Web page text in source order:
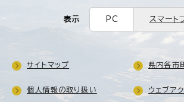
表示 PC スマート
サイトマップ 県内各市
個人情報の取り扱い ウェブア